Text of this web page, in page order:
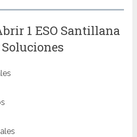
1 ESO Santillana
Soluciones